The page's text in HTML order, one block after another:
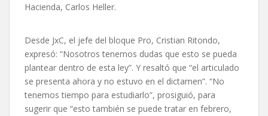
Hacienda, Carlos Heller.
Desde JxC, el jefe del bloque Pro, Cristian Ritondo,
expresó: “Nosotros tenemos dudas que esto se pueda
plantear dentro de esta ley”. Y resaltó que “el articulado
se presenta ahora y no estuvo en el dictamen”. “No
tenemos tiempo para estudiarlo”, prosiguió, para
sugerir que “esto también se puede tratar en febrero,